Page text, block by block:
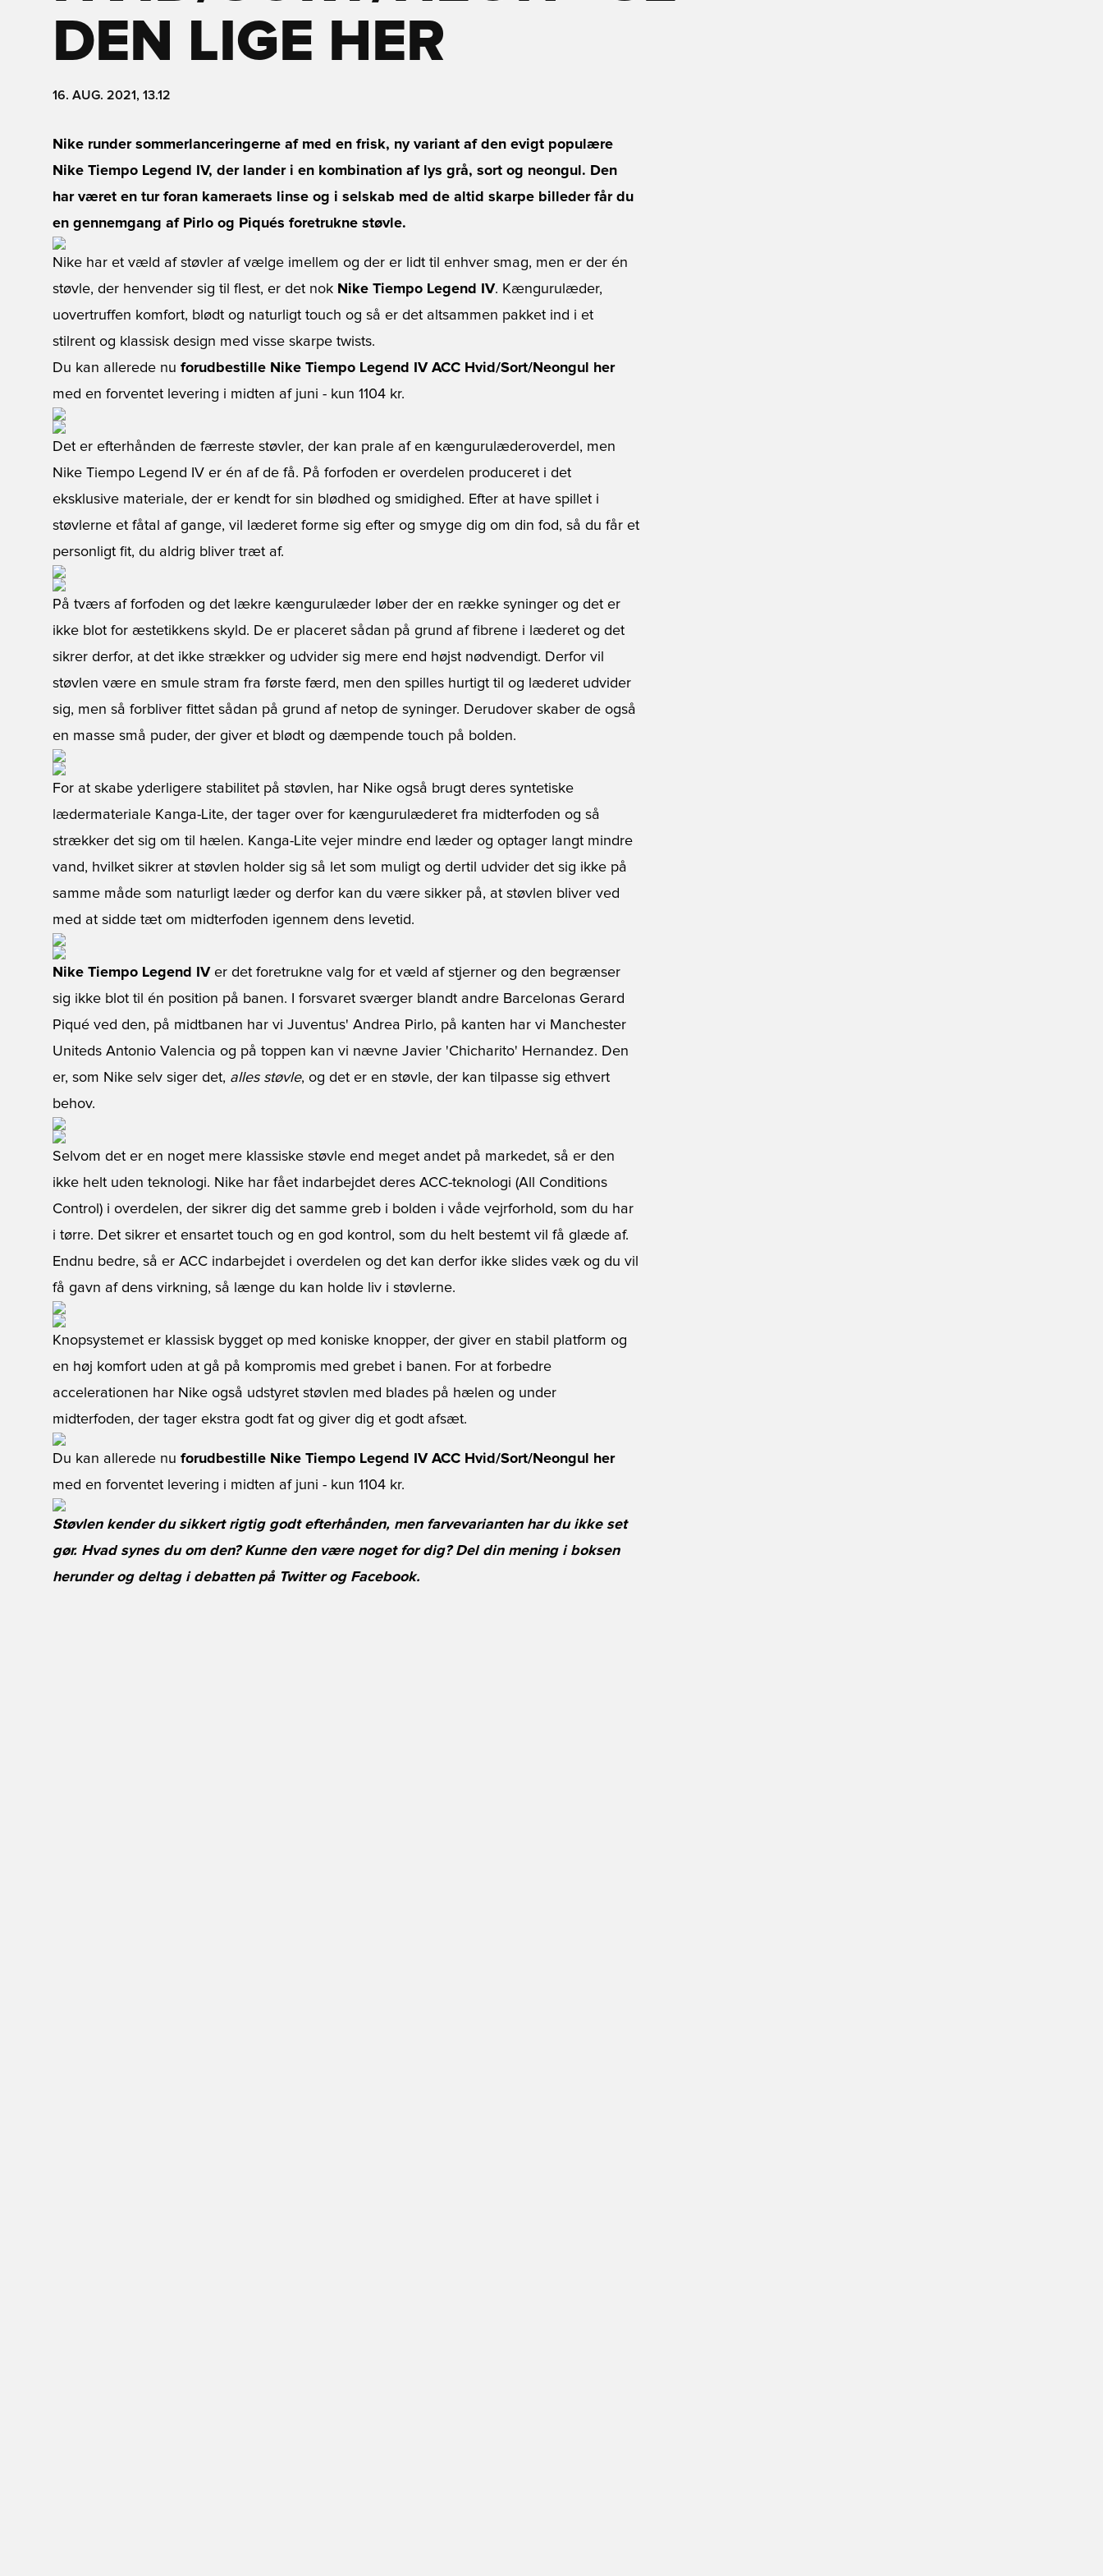
DEN LIGE HER
16. AUG. 2021, 13.12
Nike runder sommerlanceringerne af med en frisk, ny variant af den evigt populære
Nike Tiempo Legend IV, der lander i en kombination af lys grå, sort og neongul. Den
har været en tur foran kameraets linse og i selskab med de altid skarpe billeder får du
en gennemgang af Pirlo og Piqués foretrukne støvle.
Nike har et væld af støvler af vælge imellem og der er lidt til enhver smag, men er der én
støvle, der henvender sig til flest, er det nok Nike Tiempo Legend IV. Kængurulæder,
uovertruffen komfort, blødt og naturligt touch og så er det altsammen pakket ind i et
stilrent og klassisk design med visse skarpe twists.
Du kan allerede nu forudbestille Nike Tiempo Legend IV ACC Hvid/Sort/Neongul her
med en forventet levering i midten af juni - kun 1104 kr.
Det er efterhånden de færreste støvler, der kan prale af en kængurulæderoverdel, men
Nike Tiempo Legend IV er én af de få. På forfoden er overdelen produceret i det
eksklusive materiale, der er kendt for sin blødhed og smidighed. Efter at have spillet i
støvlerne et fåtal af gange, vil læderet forme sig efter og smyge dig om din fod, så du får et
personligt fit, du aldrig bliver træt af.
På tværs af forfoden og det lækre kængurulæder løber der en række syninger og det er
ikke blot for æstetikkens skyld. De er placeret sådan på grund af fibrene i læderet og det
sikrer derfor, at det ikke strækker og udvider sig mere end højst nødvendigt. Derfor vil
støvlen være en smule stram fra første færd, men den spilles hurtigt til og læderet udvider
sig, men så forbliver fittet sådan på grund af netop de syninger. Derudover skaber de også
en masse små puder, der giver et blødt og dæmpende touch på bolden.
For at skabe yderligere stabilitet på støvlen, har Nike også brugt deres syntetiske
lædermateriale Kanga-Lite, der tager over for kængurulæderet fra midterfoden og så
strækker det sig om til hælen. Kanga-Lite vejer mindre end læder og optager langt mindre
vand, hvilket sikrer at støvlen holder sig så let som muligt og dertil udvider det sig ikke på
samme måde som naturligt læder og derfor kan du være sikker på, at støvlen bliver ved
med at sidde tæt om midterfoden igennem dens levetid.
Nike Tiempo Legend IVer det foretrukne valg for et væld af stjerner og den begrænser
sig ikke blot til én position på banen. I forsvaret sværger blandt andre Barcelonas Gerard
Piqué ved den, på midtbanen har vi Juventus' Andrea Pirlo, på kanten har vi Manchester
Uniteds Antonio Valencia og på toppen kan vi nævne Javier 'Chicharito' Hernandez. Den
er, som Nike selv siger det, alles støvle, og det er en støvle, der kan tilpasse sig ethvert
behov.
Selvom det er en noget mere klassiske støvle end meget andet på markedet, så er den
ikke helt uden teknologi. Nike har fået indarbejdet deres ACC-teknologi (All Conditions
Control) i overdelen, der sikrer dig det samme greb i bolden i våde vejrforhold, som du har
i tørre. Det sikrer et ensartet touch og en god kontrol, som du helt bestemt vil få glæde af.
Endnu bedre, så er ACC indarbejdet i overdelen og det kan derfor ikke slides væk og du vil
få gavn af dens virkning, så længe du kan holde liv i støvlerne.
Knopsystemet er klassisk bygget op med koniske knopper, der giver en stabil platform og
en høj komfort uden at gå på kompromis med grebet i banen. For at forbedre
accelerationen har Nike også udstyret støvlen med blades på hælen og under
midterfoden, der tager ekstra godt fat og giver dig et godt afsæt.
Du kan allerede nu forudbestille Nike Tiempo Legend IV ACC Hvid/Sort/Neongul her
med en forventet levering i midten af juni - kun 1104 kr.
Støvlen kender du sikkert rigtig godt efterhånden, men farvevarianten har du ikke set
gør. Hvad synes du om den? Kunne den være noget for dig? Del din mening i boksen
herunder og deltag i debatten på Twitterog Facebook.